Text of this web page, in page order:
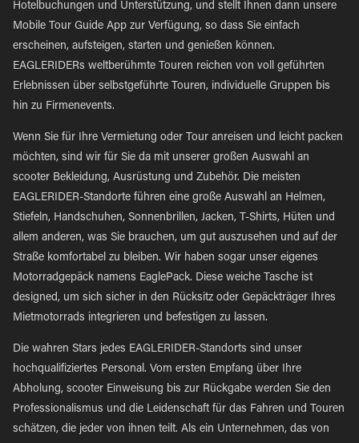
Hotelbuchungen und Unterstützung, und stellt Ihnen dann unsere
Mobile Tour Guide App zur Verfügung, so dass Sie einfach
erscheinen, aufsteigen, starten und genießen können.
EAGLERIDERs weltberühmte Touren reichen von voll geführten
Erlebnissen über selbstgeführte Touren, individuelle Gruppen bis
hin zu Firmenevents.
Wenn Sie für Ihre Vermietung oder Tour anreisen und leicht packen
möchten, sind wir für Sie da mit unserer großen Auswahl an
scooter Bekleidung, Ausrüstung und Zubehör. Die meisten
EAGLERIDER-Standorte führen eine große Auswahl an Helmen,
Stiefeln, Handschuhen, Sonnenbrillen, Jacken, T-Shirts, Hüten und
allem anderen, was Sie brauchen, um gut auszusehen und auf der
Straße komfortabel zu bleiben. Wir haben sogar unser eigenes
Motorradgepäck namens EaglePack. Diese weiche Tasche ist
designed, um sich sicher in den Rücksitz oder Gepäckträger Ihres
Mietmotorrads integrieren und befestigen zu lassen.
Die wahren Stars jedes EAGLERIDER-Standorts sind unser
hochqualifiziertes Personal. Vom ersten Empfang über Ihre
Abholung, scooter Einweisung bis zur Rückgabe werden Sie den
Professionalismus und die Leidenschaft für das Fahren und Touren
schätzen, die jeder von ihnen teilt. Als ein Unternehmen, das von